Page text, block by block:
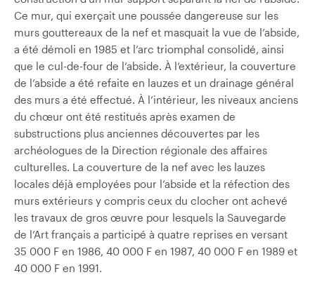
Ce mur, qui exerçait une poussée dangereuse sur les
murs gouttereaux de la nef et masquait la vue de l’abside,
a été démoli en 1985 et l’arc triomphal consolidé, ainsi
que le cul-de-four de l’abside. À l’extérieur, la couverture
de l’abside a été refaite en lauzes et un drainage général
des murs a été effectué. À l’intérieur, les niveaux anciens
du chœur ont été restitués après examen de
substructions plus anciennes découvertes par les
archéologues de la Direction régionale des affaires
culturelles. La couverture de la nef avec les lauzes
locales déjà employées pour l’abside et la réfection des
murs extérieurs y compris ceux du clocher ont achevé
les travaux de gros œuvre pour lesquels la Sauvegarde
de l’Art français a participé à quatre reprises en versant
35 000 F en 1986, 40 000 F en 1987, 40 000 F en 1989 et
40 000 F en 1991.